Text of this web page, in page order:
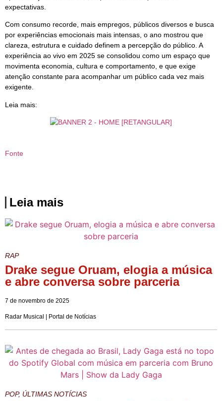
expectativas.
Com consumo recorde, mais empregos, públicos diversos e busca
por experiências emocionais mais intensas, o ano mostrou que
clareza, estrutura e cuidado definem a percepção do público. A
experiência ao vivo em 2025 se consolidou como um espaço que
movimenta economia, cultura e comportamento, e que exige
atenção constante para acompanhar um público cada vez mais
exigente.
Leia mais:
Fonte
Leia mais
RAP
Drake segue Oruam, elogia a música
e abre conversa sobre parceria
7 de novembro de 2025
Radar Musical | Portal de Notícias
POP, ÚLTIMAS NOTÍCIAS